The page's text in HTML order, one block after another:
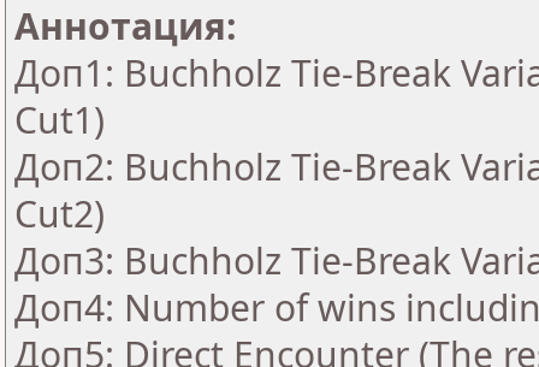
Аннотация:
Доп1: Buchholz Tie-Break
Cut1)
Доп2: Buchholz Tie-Break
Cut2)
Доп3: Buchholz Tie-Break
Доп4: Number of wins
Доп5: Direct Encounter (The